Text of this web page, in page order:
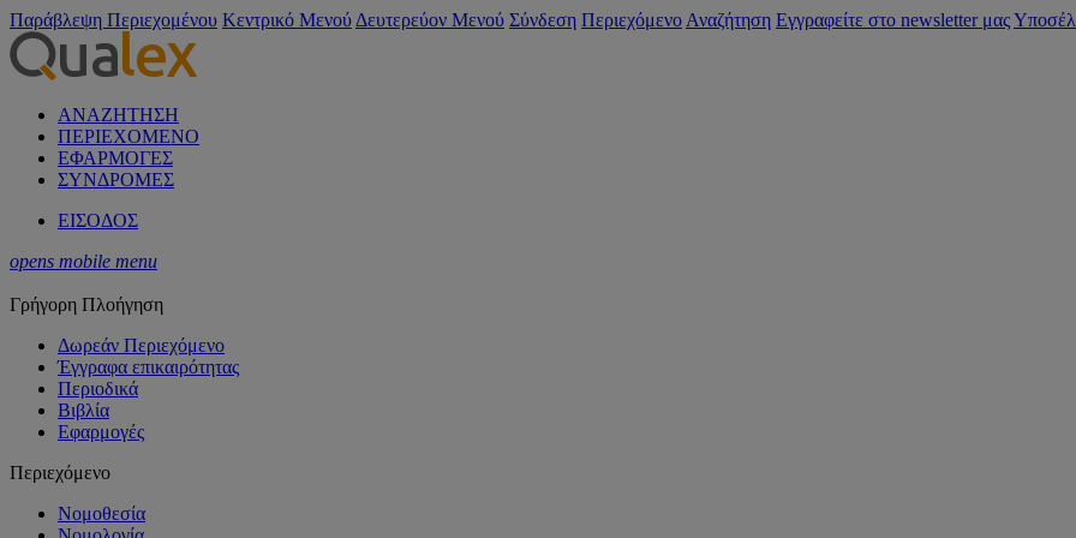
Παράβλεψη Περιεχομένου Κεντρικό Μενού Δευτερεύον Μενού Σύνδεση Περιεχόμενο Αναζήτηση Εγγραφείτε στο newsletter μας
ΑΝΑΖΗΤΗΣΗ
ΠΕΡΙΕΧΟΜΕΝΟ
ΕΦΑΡΜΟΓΕΣ
ΣΥΝΔΡΟΜΕΣ
ΕΙΣΟΔΟΣ
opens mobile menu
Γρήγορη Πλοήγηση
Δωρεάν Περιεχόμενο
Έγγραφα επικαιρότητας
Περιοδικά
Βιβλία
Εφαρμογές
Περιεχόμενο
Νομοθεσία